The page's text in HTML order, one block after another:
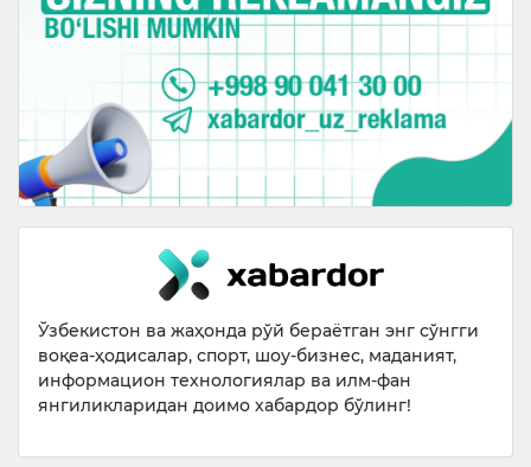
Ўзбекистон ва жаҳонда рўй бераётган энг сўнгги
воқеа-ҳодисалар, спорт, шоу-бизнес, маданият,
информацион технологиялар ва илм-фан
янгиликларидан доимо хабардор бўлинг!